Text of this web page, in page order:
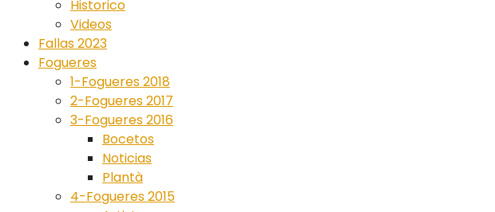
Historico
Videos
Fallas 2023
Fogueres
1-Fogueres 2018
2-Fogueres 2017
3-Fogueres 2016
Bocetos
Noticias
Plantà
4-Fogueres 2015